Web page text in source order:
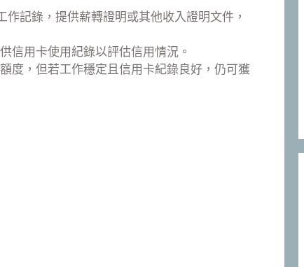
作記錄，提供薪轉證明或其他收入證明文件，
信用卡使用紀錄以評估信用情況。
度，但若工作穩定且信用卡紀錄良好，仍可獲